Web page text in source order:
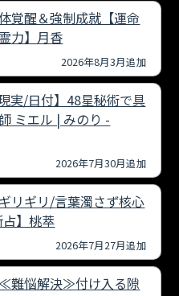
覚醒＆強制成就【運命
力】月香
2026年8月3月追加
実/日付】48星秘術で具
ミエル | みのり -
2026年7月30月追加
リギリ/言葉濁さず核心
】桃萃
2026年7月27月追加
難悩解決≫付け入る隙